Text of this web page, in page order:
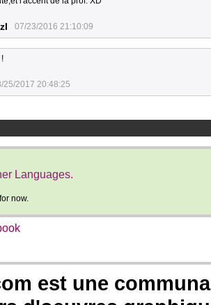
07/23/2016 21:10:09
25/2017 20:48:25
Languages.
now.
est une